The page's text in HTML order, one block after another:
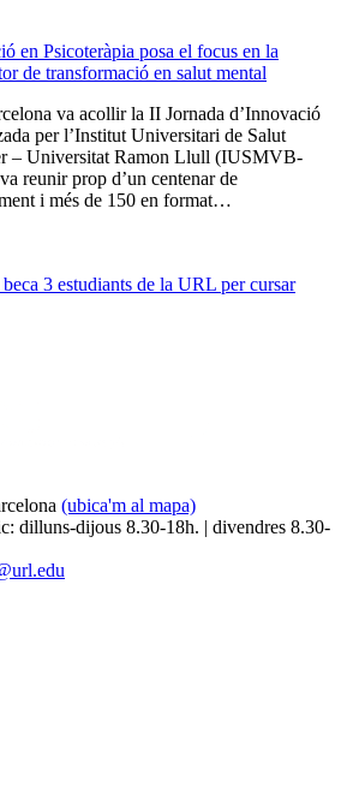
en Psicoteràpia posa el focus en la
de transformació en salut mental
va acollir la II Jornada d’Innovació
per l’Institut Universitari de Salut
– Universitat Ramon Llull (IUSMVB-
reunir prop d’un centenar de
i més de 150 en format…
3 estudiants de la URL per cursar
(ubica'm al mapa)
dilluns-dijous 8.30-18h. | divendres 8.30-